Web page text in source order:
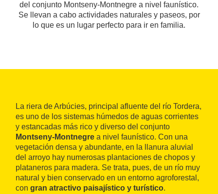
del conjunto Montseny-Montnegre a nivel faunístico.
Se llevan a cabo actividades naturales y paseos, por
lo que es un lugar perfecto para ir en familia.
La riera de Arbúcies, principal afluente del río Tordera,
es uno de los sistemas húmedos de aguas corrientes
y estancadas más rico y diverso del conjunto
Montseny-Montnegre a nivel faunístico. Con una
vegetación densa y abundante, en la llanura aluvial
del arroyo hay numerosas plantaciones de chopos y
plataneros para madera. Se trata, pues, de un río muy
natural y bien conservado en un entorno agroforestal,
con gran atractivo paisajístico y turístico.